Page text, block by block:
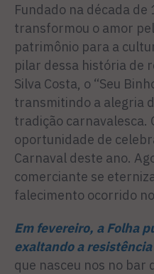
Fundado na década de
transformou o amor
patrimônio para a
pilar dessa história de
Silva Costa, o “Seu
transmitindo a alegria
tradição carnavalesca.
oportunidade de
Carnaval deste ano.
comerciante se
falecimento ocorrido
Em fevereiro, a Folha
exaltando a
que nasceu nos no bar